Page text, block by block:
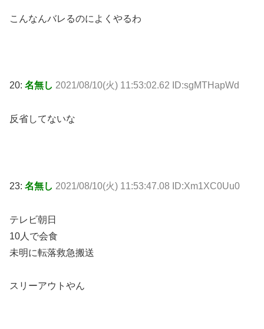
こんなんバレるのによくやるわ
20: 名無し 2021/08/10(火) 11:53:02.62 ID:sgMTHapWd
反省してないな
23: 名無し 2021/08/10(火) 11:53:47.08 ID:Xm1XC0Uu0
テレビ朝日
10人で会食
未明に転落救急搬送
スリーアウトやん